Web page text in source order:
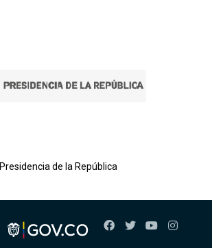
Presidencia de la República